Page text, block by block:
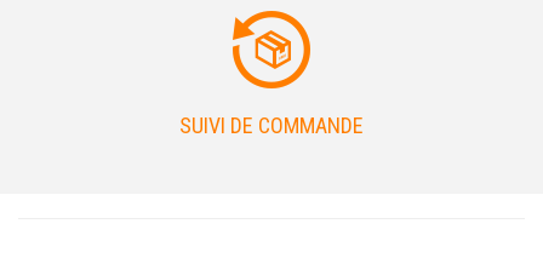
SUIVI DE COMMANDE